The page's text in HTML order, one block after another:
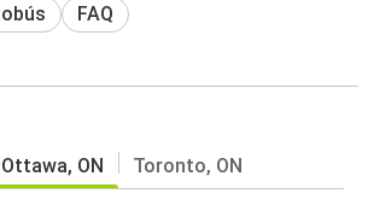
FAQ
Ottawa, ON Toronto, ON